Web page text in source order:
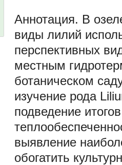
В
виды лилий
перспективных
местным
ботаническом
изучение рода
подведение
выявление
обогатить